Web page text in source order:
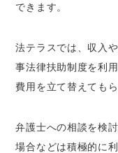
できます。
法テラスでは、収入
事法律扶助制度を利
費用を立て替えても
弁護士への相談を検
場合などは積極的に